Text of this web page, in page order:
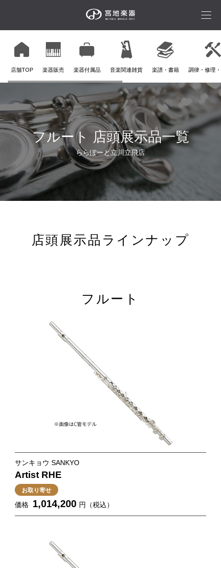
店舗TOP 楽器販売 楽器付属品 音楽関連雑貨 楽譜・書籍 調律・修理
フルート 店頭展示品一覧
ららぽーと立川立飛店
店頭展示品ラインナップ
フルート
サンキョウ SANKYO
Artist RHE
お取り寄せ
価格 1,014,200 円（税込）